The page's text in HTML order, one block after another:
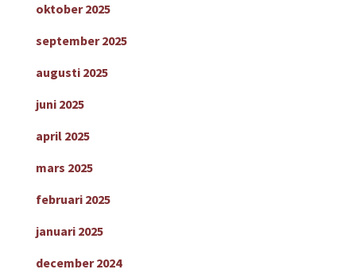
oktober 2025
september 2025
augusti 2025
juni 2025
april 2025
mars 2025
februari 2025
januari 2025
december 2024